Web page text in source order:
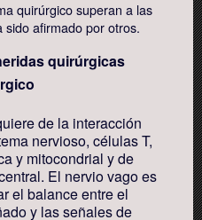
quirúrgico superan a las
afirmado por otros.
quirúrgicas
de la interacción
nervioso, células T,
y mitocondrial y de
El nervio vago es
el balance entre el
y las señales de